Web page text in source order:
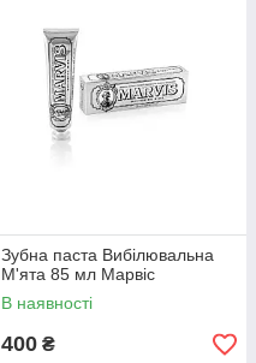
Зубна паста Вибілювальна
М'ята 85 мл Марвіс
В наявності
400 ₴